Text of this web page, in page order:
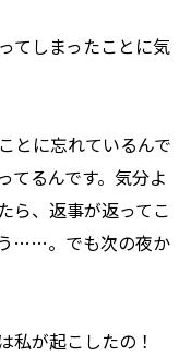
てしまったことに気
とに忘れているんで
てるんです。気分よ
ら、返事が返ってこ
……。でも次の夜か
私が起こしたの！